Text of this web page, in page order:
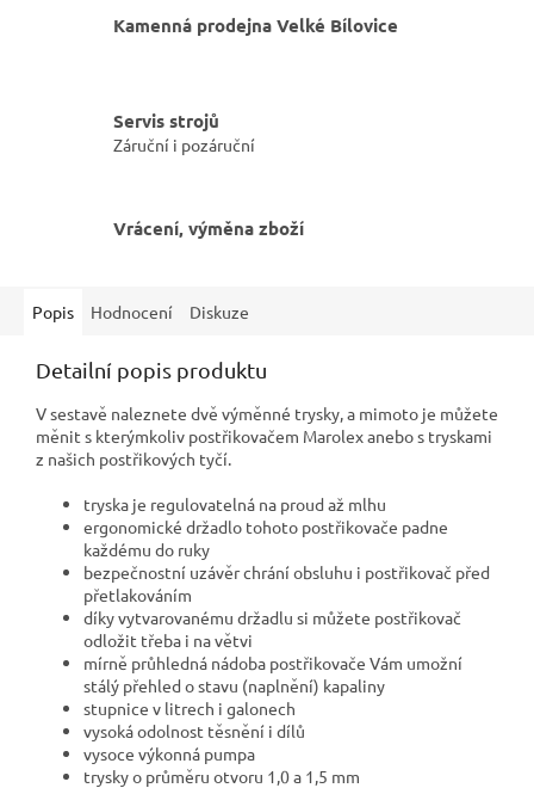
Kamenná prodejna Velké Bílovice
Servis strojů
Záruční i pozáruční
Vrácení, výměna zboží
Popis Hodnocení Diskuze
Detailní popis produktu
V sestavě naleznete dvě výměnné trysky, a mimoto je můžete
měnit s kterýmkoliv postřikovačem Marolex anebo s tryskami
z našich postřikových tyčí.
tryska je regulovatelná na proud až mlhu
ergonomické držadlo tohoto postřikovače padne
každému do ruky
bezpečnostní uzávěr chrání obsluhu i postřikovač před
přetlakováním
díky vytvarovanému držadlu si můžete postřikovač
odložit třeba i na větvi
mírně průhledná nádoba postřikovače Vám umožní
stálý přehled o stavu (naplnění) kapaliny
stupnice v litrech i galonech
vysoká odolnost těsnění i dílů
vysoce výkonná pumpa
trysky o průměru otvoru 1,0 a 1,5 mm